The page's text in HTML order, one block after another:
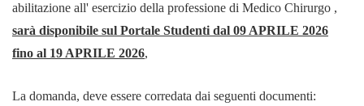
abilitazione all' esercizio della professione di Medico Chirurgo ,
sarà disponibile sul Portale Studenti dal 09 APRILE 2026
fino al 19 APRILE 2026,
La domanda, deve essere corredata dai seguenti documenti: